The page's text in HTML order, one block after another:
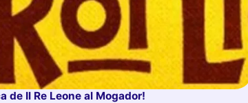
de Il Re Leone al Mogador!